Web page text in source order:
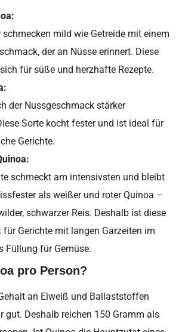
schmecken mild wie Getreide mit einem
der an Nüsse erinnert. Diese
für süße und herzhafte Rezepte.
der Nussgeschmack stärker
Sorte kocht fester und ist ideal für
Gerichte.
schmeckt am intensivsten und bleibt
als weißer und roter Quinoa –
schwarzer Reis. Deshalb ist diese
für Gerichte mit langen Garzeiten im
Füllung für Gemüse.
pro Person?
an Eiweiß und Ballaststoffen
gut. Deshalb reichen 150 Gramm als